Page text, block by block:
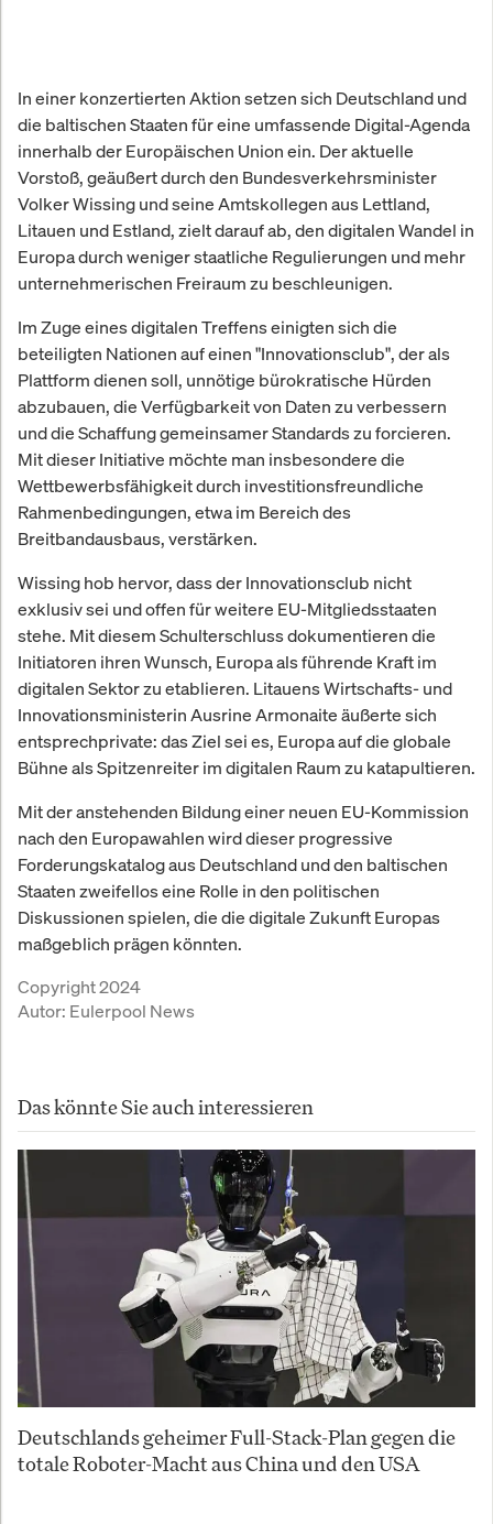
In einer konzertierten Aktion setzen sich Deutschland und
die baltischen Staaten für eine umfassende Digital-Agenda
innerhalb der Europäischen Union ein. Der aktuelle
Vorstoß, geäußert durch den Bundesverkehrsminister
Volker Wissing und seine Amtskollegen aus Lettland,
Litauen und Estland, zielt darauf ab, den digitalen Wandel in
Europa durch weniger staatliche Regulierungen und mehr
unternehmerischen Freiraum zu beschleunigen.
Im Zuge eines digitalen Treffens einigten sich die
beteiligten Nationen auf einen "Innovationsclub", der als
Plattform dienen soll, unnötige bürokratische Hürden
abzubauen, die Verfügbarkeit von Daten zu verbessern
und die Schaffung gemeinsamer Standards zu forcieren.
Mit dieser Initiative möchte man insbesondere die
Wettbewerbsfähigkeit durch investitionsfreundliche
Rahmenbedingungen, etwa im Bereich des
Breitbandausbaus, verstärken.
Wissing hob hervor, dass der Innovationsclub nicht
exklusiv sei und offen für weitere EU-Mitgliedsstaaten
stehe. Mit diesem Schulterschluss dokumentieren die
Initiatoren ihren Wunsch, Europa als führende Kraft im
digitalen Sektor zu etablieren. Litauens Wirtschafts- und
Innovationsministerin Ausrine Armonaite äußerte sich
entsprechprivate: das Ziel sei es, Europa auf die globale
Bühne als Spitzenreiter im digitalen Raum zu katapultieren.
Mit der anstehenden Bildung einer neuen EU-Kommission
nach den Europawahlen wird dieser progressive
Forderungskatalog aus Deutschland und den baltischen
Staaten zweifellos eine Rolle in den politischen
Diskussionen spielen, die die digitale Zukunft Europas
maßgeblich prägen könnten.
Copyright 2024
Autor: Eulerpool News
Das könnte Sie auch interessieren
Deutschlands geheimer Full-Stack-Plan gegen die
totale Roboter-Macht aus China und den USA